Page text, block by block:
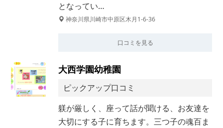
となってい…
神奈川県川崎市中原区木月1-6-36
口コミを見る
大西学園幼稚園
ピックアップ口コミ
躾が厳しく、座って話が聞ける、お友達を
大切にする子に育ちます。三つ子の魂百ま